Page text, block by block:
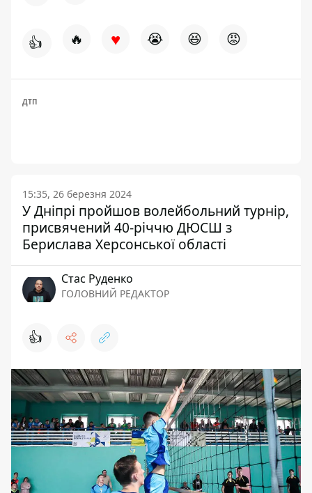
👍 🔥 ♥ 😭 😆 😡
ДТП
15:35, 26 березня 2024
У Дніпрі пройшов волейбольний турнір,
присвячений 40-річчю ДЮСШ з
Берислава Херсонської області
Стас Руденко
ГОЛОВНИЙ РЕДАКТОР
👍